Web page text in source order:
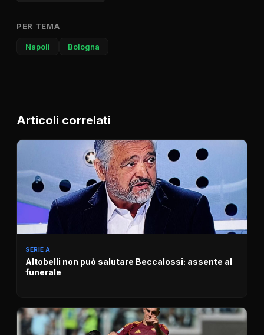
PER TEMA
Napoli Bologna
Articoli correlati
SERIE A
Altobelli non può salutare Beccalossi: assente al
funerale